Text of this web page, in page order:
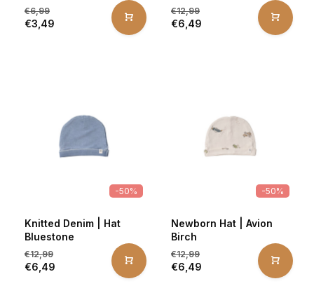
€6,99
€3,49
€12,99
€6,49
-50%
Knitted Denim | Hat
Bluestone
€12,99
€6,49
-50%
Newborn Hat | Avion
Birch
€12,99
€6,49